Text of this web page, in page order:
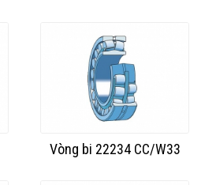
Vòng bi 22234 CC/W33